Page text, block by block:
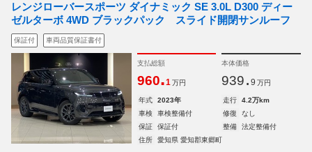
レンジローバースポーツ ダイナミック SE 3.0L D300 ディー
ゼルターボ 4WD ブラックパック スライド開閉サンルーフ
保証付 車両品質保証書付
支払総額
960.1 万円
本体価格
939. 9 万円
年式 2023年 走行
4.2万km
車検
車検整備付 修復
なし
保証
保証付 整備
法定整備付
住所
愛知県 愛知郡東郷町